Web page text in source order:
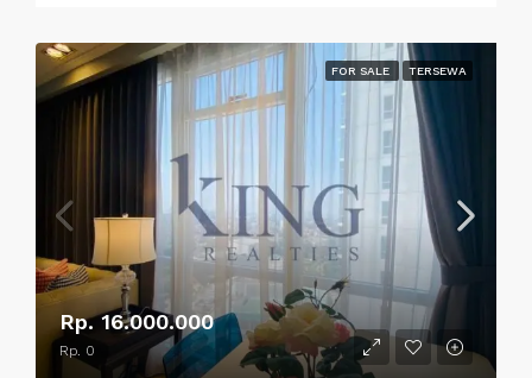
FOR SALE TERSEWA
Rp. 16.000.000
Rp. 0